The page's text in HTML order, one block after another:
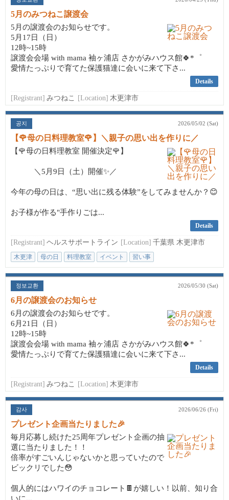
5月のみつねこ譲渡会
5月の譲渡会のお知らせです。
5月17日（日）
12時~15時
譲渡会会場 with mama 袖ヶ浦店 さかがみハウス館🍀*゜
愛情たっぷりで育てた保護猫達に会いに来て下さ...
Details
[Registrant] みつねこ [Location] 木更津市
공지 2026/05/02 (Sat)
【🌹母の日料理教室🌹】＼親子の思い出を作りに／
【🌹母の日料理教室 開催決定🌹】
＼5月9日（土）開催✨／
今年の母の日は、“思い出に残る体験”をしてみませんか？😊
お子様が作る"手作りごは...
Details
[Registrant] ヘルスサポートライン [Location] 千葉県 木更津市
木更津 母の日 料理教室 イベント 習い事
정보교환 2026/05/30 (Sat)
6月の譲渡会のお知らせ
6月の譲渡会のお知らせです。
6月21日（日）
12時~15時
譲渡会会場 with mama 袖ヶ浦店 さかがみハウス館🍀*゜
愛情たっぷりで育てた保護猫達に会いに来て下さ...
Details
[Registrant] みつねこ [Location] 木更津市
감사 2026/06/26 (Fri)
プレゼント企画当たりました🎉
毎月応募し続けた25周年プレゼント企画の抽
選に当たりました！！
倍率がすごいんじゃないかと思っていたので
ビックリでした😳
個人的にはハワイのチョコレート🍫が嬉しい！以前、知り合